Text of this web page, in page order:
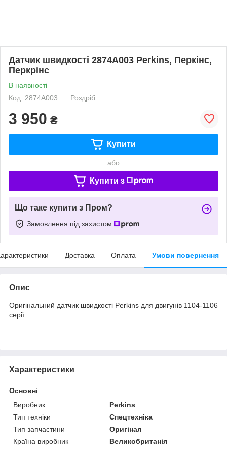
Датчик швидкості 2874A003 Perkins, Перкінс,
Перкрінс
В наявності
Код: 2874A003
Роздріб
3 950 ₴
Купити
або
Купити з
Що таке купити з Пром?
Замовлення під захистом
Доставка Оплата Умови повернення
Опис
Оригінальний датчик швидкості Perkins для двигунів 1104-1106
серії
Характеристики
Основні
Виробник
Perkins
Тип техніки
Спецтехніка
Тип запчастини
Оригінал
Країна виробник
Великобританія